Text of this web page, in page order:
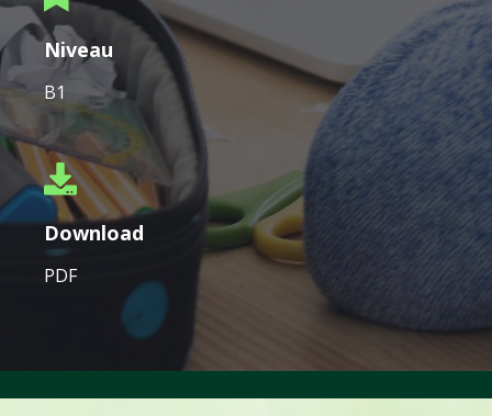
Niveau
B1
Download
PDF